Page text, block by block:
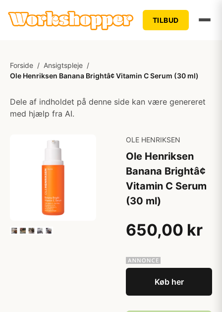
TILBUD
Forside / Ansigtspleje /
Ole Henriksen Banana Brightâ¢ Vitamin C Serum (30 ml)
Dele af indholdet på denne side kan være genereret
med hjælp fra AI.
OLE HENRIKSEN
Ole Henriksen
Banana Brightâ¢
Vitamin C Serum
(30 ml)
650,00 kr
Køb her